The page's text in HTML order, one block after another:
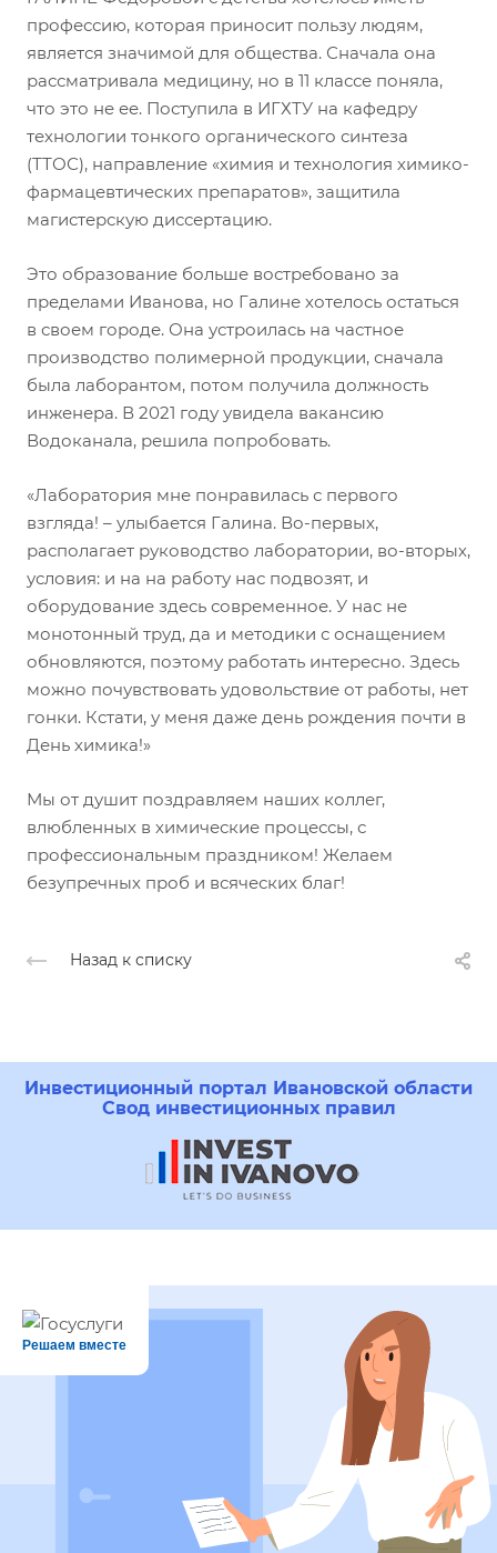
профессию, которая приносит пользу людям,
является значимой для общества. Сначала она
рассматривала медицину, но в 11 классе поняла,
что это не ее. Поступила в ИГХТУ на кафедру
технологии тонкого органического синтеза
(ТТОС), направление «химия и технология химико-
фармацевтических препаратов», защитила
магистерскую диссертацию.
Это образование больше востребовано за
пределами Иванова, но Галине хотелось остаться
в своем городе. Она устроилась на частное
производство полимерной продукции, сначала
была лаборантом, потом получила должность
инженера. В 2021 году увидела вакансию
Водоканала, решила попробовать.
«Лаборатория мне понравилась с первого
взгляда! – улыбается Галина. Во-первых,
располагает руководство лаборатории, во-вторых,
условия: и на на работу нас подвозят, и
оборудование здесь современное. У нас не
монотонный труд, да и методики с оснащением
обновляются, поэтому работать интересно. Здесь
можно почувствовать удовольствие от работы, нет
гонки. Кстати, у меня даже день рождения почти в
День химика!»
Мы от душит поздравляем наших коллег,
влюбленных в химические процессы, с
профессиональным праздником! Желаем
безупречных проб и всяческих благ!
Назад к списку
Инвестиционный портал Ивановской области
Свод инвестиционных правил
Решаем вместе